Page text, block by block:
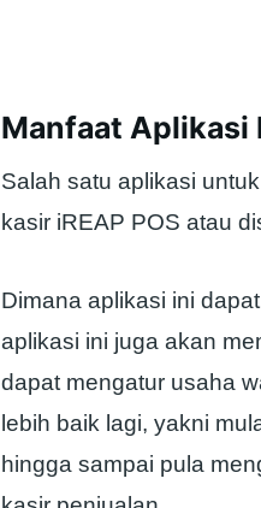
Manfaat Aplikasi
Salah satu aplikasi untuk
kasir iREAP POS atau
Dimana aplikasi ini
aplikasi ini juga akan
dapat mengatur usaha
lebih baik lagi, yakni
hingga sampai pula